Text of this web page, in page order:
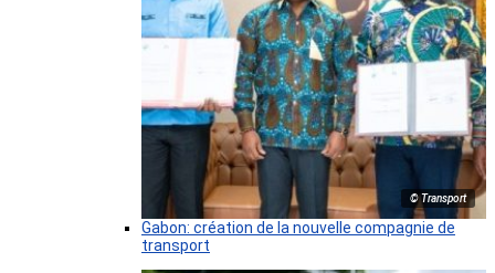
© Transport
Gabon: création de la nouvelle compagnie de
transport